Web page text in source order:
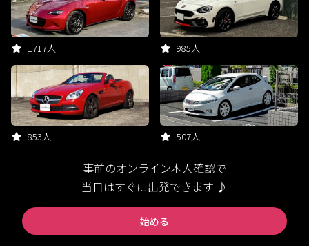
1717人 985人
853人 507人
事前のオンライン本人確認で
当日はすぐに出発できます ♪
始める